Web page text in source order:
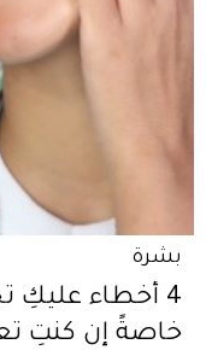
بشرة
4 أخطاء
خاصةً إن كنتِ